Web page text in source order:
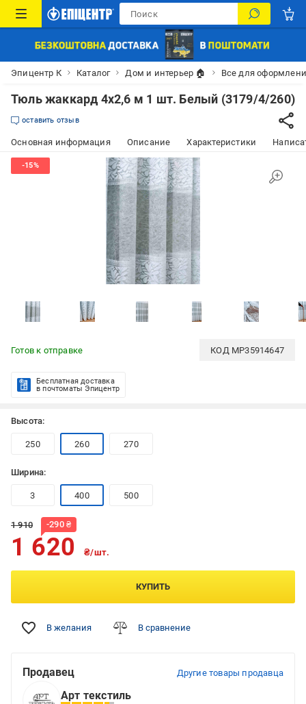
Эпицентр К Каталог Дом и интерьер 🏠 Все для
Тюль жаккард 4х2,6 м 1 шт. Белый (3179/4/260)
оставить отзыв
Основная информация Описание Характеристики
Готов к отправке КОД MP35914647
Бесплатная доставка
в почтоматы Эпицентр
Высота:
250 260 270
Ширина:
3 400 500
1 910 -290₴
1 620 ₴/шт.
КУПИТЬ
В желания В сравнение
Продавец Другие товары продавца
Арт текстиль